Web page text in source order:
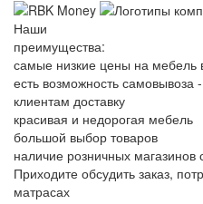
Наши
преимущества:
самые низкие цены на мебель
есть возможность
клиентам доставку
красивая и недорогая мебель
большой выбор товаров
наличие розничных
Приходите обсудить заказ,
матрасах